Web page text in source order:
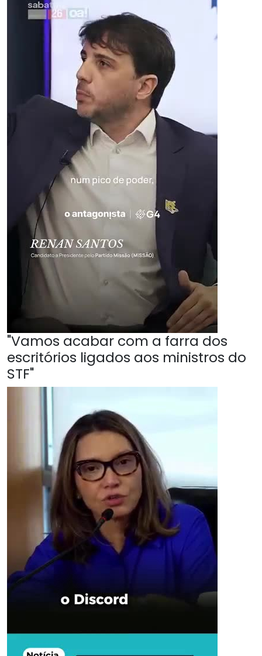
"Vamos acabar com a farra dos
escritórios ligados aos ministros do
STF"